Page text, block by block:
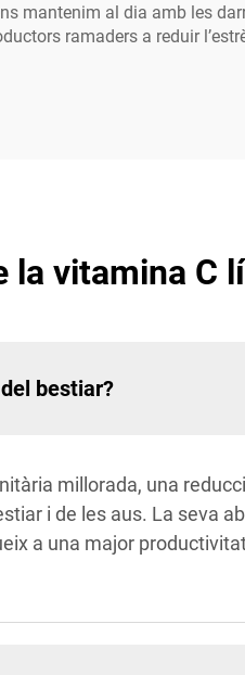
mantenim al dia amb les
ramaders a reduir
la vitamina C
bestiar?
millorada, una
i de les aus. La seva
a una major